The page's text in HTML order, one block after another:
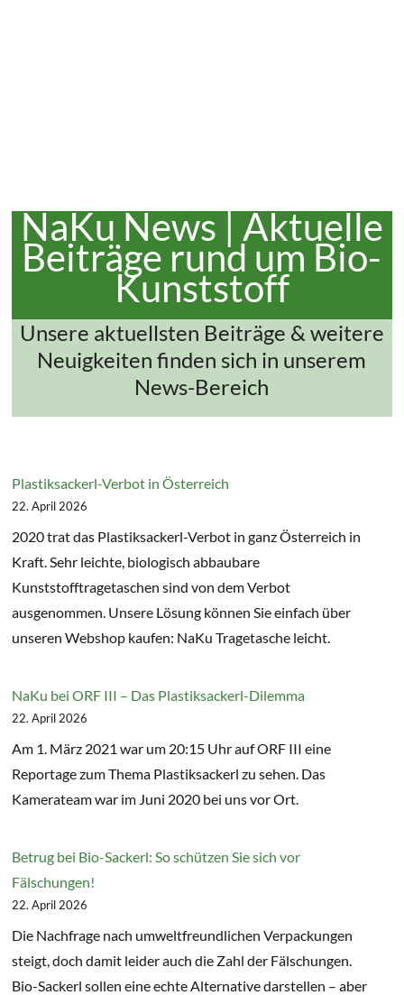
NaKu News | Aktuelle
Beiträge rund um Bio-
Kunststoff
Unsere aktuellsten Beiträge & weitere
Neuigkeiten finden sich in unserem
News-Bereich
Plastiksackerl-Verbot in Österreich
22. April 2026
2020 trat das Plastiksackerl-Verbot in ganz Österreich in
Kraft. Sehr leichte, biologisch abbaubare
Kunststofftragetaschen sind von dem Verbot
ausgenommen. Unsere Lösung können Sie einfach über
unseren Webshop kaufen: NaKu Tragetasche leicht.
NaKu bei ORF III – Das Plastiksackerl-Dilemma
22. April 2026
Am 1. März 2021 war um 20:15 Uhr auf ORF III eine
Reportage zum Thema Plastiksackerl zu sehen. Das
Kamerateam war im Juni 2020 bei uns vor Ort.
Betrug bei Bio-Sackerl: So schützen Sie sich vor
Fälschungen!
22. April 2026
Die Nachfrage nach umweltfreundlichen Verpackungen
steigt, doch damit leider auch die Zahl der Fälschungen.
Bio-Sackerl sollen eine echte Alternative darstellen – aber